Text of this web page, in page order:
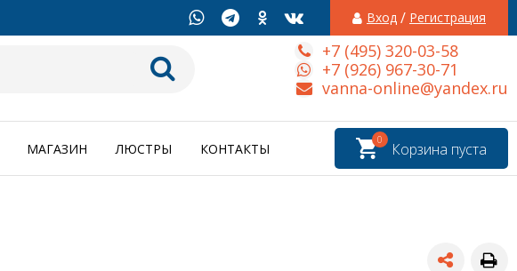
Вход / Регистрация
+7 (495) 320-03-58
+7 (926) 967-30-71
vanna-online@yandex.ru
Корзина пуста
0
МАГАЗИН ЛЮСТРЫ КОНТАКТЫ